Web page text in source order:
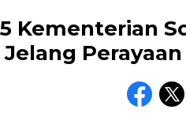
Kementerian